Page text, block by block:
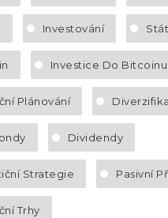
Investování
Investice Do Bitcoinu
Plánování
Dividendy
Strategie Pasivní
Trhy